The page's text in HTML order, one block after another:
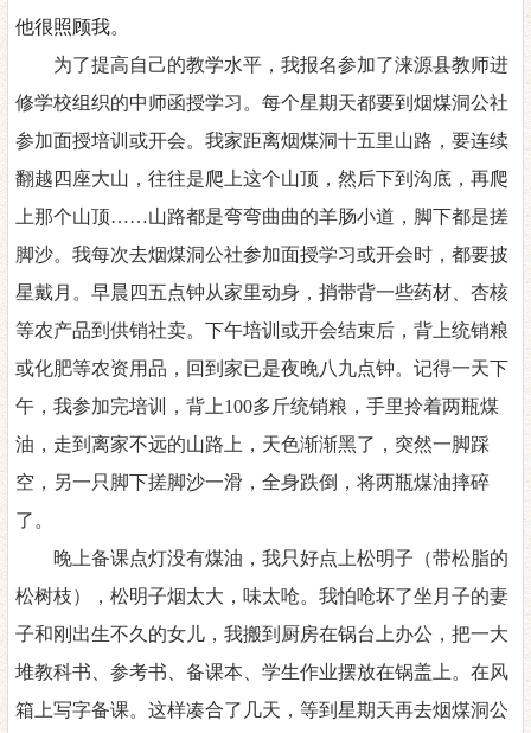
他很照顾我。
为了提高自己的教学水平 ，我报名参加了涞源县教师进
修学校组织的中师函授学习。每个星期天都要到烟煤洞公社
参加面授培训或开会。我家距离烟煤洞十五里山路，要连续
翻越四座大山，往往是爬上这个山顶，然后下到沟底，再爬
上那个山顶……山路都是弯弯曲曲的羊肠小道，脚下都是搓
脚沙。我每次去烟煤洞公社参加面授学习或开会时 ，都要披
星戴月。早晨四五点钟从家里动身，捎带背一些药材、杏核
等农产品到供销社卖。下午培训或开会结束后，背上统销粮
或化肥等农资用品，回到家已是夜晚八九点钟。记得一天下
午，我参加完培训，背上100多斤统销粮，手里拎着两瓶煤
油，走到离家不远的山路上，天色渐渐黑了，突然一脚踩
空，另一只脚下搓脚沙一滑，全身跌倒，将两瓶煤油摔碎
了。
晚上备课点灯没有煤油，我只好点上松明子（带松脂的
松树枝），松明子烟太大，味太呛。我怕呛坏了坐月子的妻
子和刚出生不久的女儿，我搬到厨房在锅台上办公，把一大
堆教科书、参考书、备课本、学生作业摆放在锅盖上。在风
箱上写字备课。这样凑合了几天，等到星期天再去烟煤洞公